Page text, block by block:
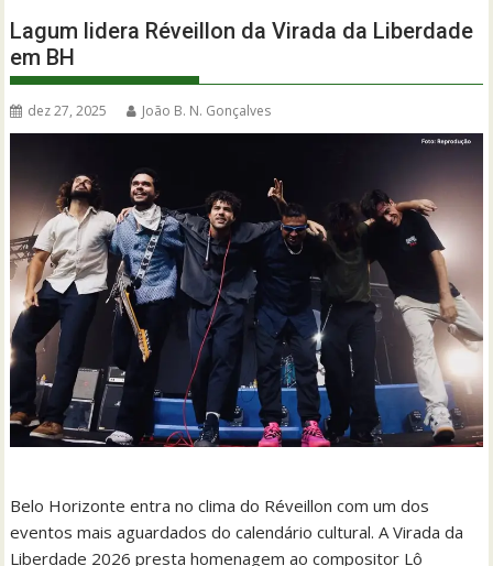
Lagum lidera Réveillon da Virada da Liberdade
em BH
dez 27, 2025 João B. N. Gonçalves
Belo Horizonte entra no clima do Réveillon com um dos
eventos mais aguardados do calendário cultural. A Virada da
Liberdade 2026 presta homenagem ao compositor Lô